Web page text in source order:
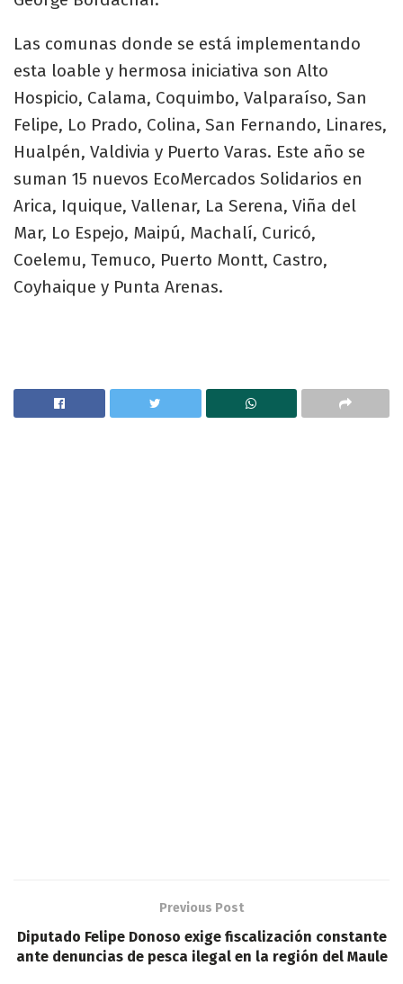
Las comunas donde se está implementando
esta loable y hermosa iniciativa son Alto
Hospicio, Calama, Coquimbo, Valparaíso, San
Felipe, Lo Prado, Colina, San Fernando, Linares,
Hualpén, Valdivia y Puerto Varas. Este año se
suman 15 nuevos EcoMercados Solidarios en
Arica, Iquique, Vallenar, La Serena, Viña del
Mar, Lo Espejo, Maipú, Machalí, Curicó,
Coelemu, Temuco, Puerto Montt, Castro,
Coyhaique y Punta Arenas.
Previous Post
Diputado Felipe Donoso exige fiscalización constante
ante denuncias de pesca ilegal en la región del Maule